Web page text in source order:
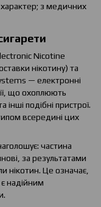
з медичних
Nicotine
нікотину) та
— електронні
що охоплюють
подібні пристрої.
всередині цих
частина
за результатами
нікотин. Це означає,
надійним